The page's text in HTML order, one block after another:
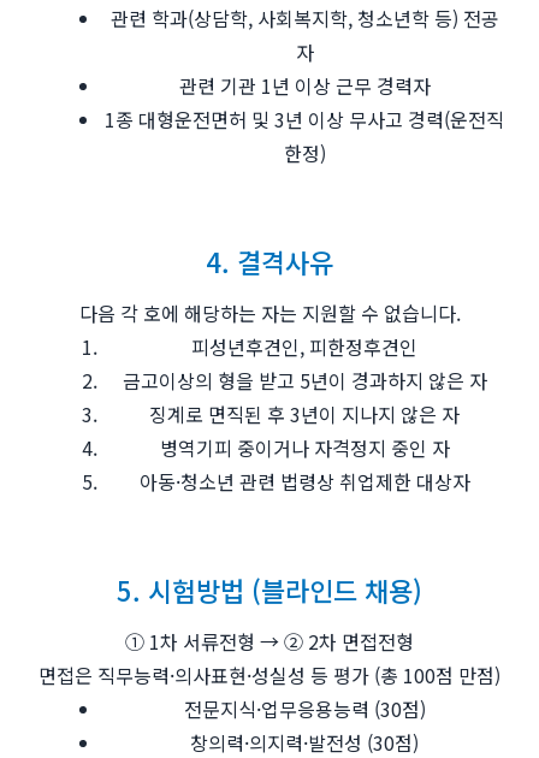
관련 학과(상담학, 사회복지학, 청소년학 등) 전공
자
관련 기관 1년 이상 근무 경력자
1종 대형운전면허 및 3년 이상 무사고 경력(운전직
한정)
4. 결격사유
다음 각 호에 해당하는 자는 지원할 수 없습니다.
피성년후견인, 피한정후견인
금고이상의 형을 받고 5년이 경과하지 않은 자
징계로 면직된 후 3년이 지나지 않은 자
병역기피 중이거나 자격정지 중인 자
아동·청소년 관련 법령상 취업제한 대상자
5. 시험방법 (블라인드 채용)
① 1차 서류전형 → ② 2차 면접전형
면접은 직무능력·의사표현·성실성 등 평가 (총 100점 만점)
전문지식·업무응용능력 (30점)
창의력·의지력·발전성 (30점)